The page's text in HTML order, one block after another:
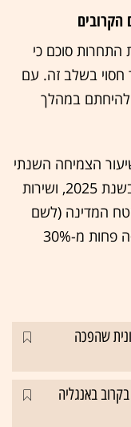
התחרות סוכם כי
בשלב זה. עם
להיחתם במהלך
הצמיחה השנתי
בהכנסות וולט מרקט עבר את ה-40% בשנת 2025, ושירות
מכסה כבר יותר מ-60% משטח המדינה (לשם
השוואה, ב-2022 שירות המשלוחים כיסה פחות מ-30%
שהפכה
באנגליה